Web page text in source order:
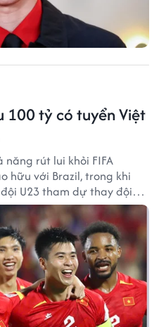
100 tỷ có tuyển Việt
rút lui khỏi FIFA
hữu với Brazil, trong khi
U23 tham dự thay đội